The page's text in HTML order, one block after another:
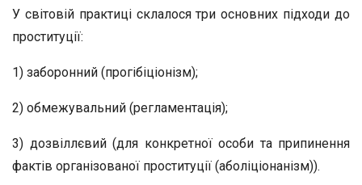
У світовій практиці склалося три основних підходи до
проституції:
1) заборонний (прогібіціонізм);
2) обмежувальний (регламентація);
3) дозвіллєвий (для конкретної особи та припинення
фактів організованої проституції (аболіціонанізм)).